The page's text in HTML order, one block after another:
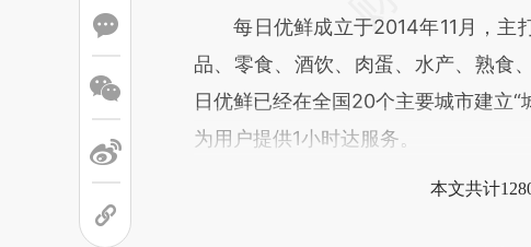
每日优鲜成立于2014年11月，主
品、零食、酒饮、肉蛋、水产、熟食
日优鲜已经在全国20个主要城市建立“
为用户提供1小时达服务。
本文共计